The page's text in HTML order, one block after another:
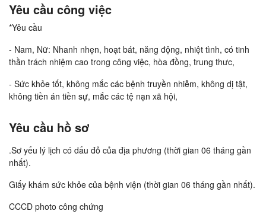
Yêu cầu công việc
*Yêu cầu
- Nam, Nữ: Nhanh nhẹn, hoạt bát, năng động, nhiệt tình, có tinh
thần trách nhiệm cao trong công việc, hòa đồng, trung thưc,
- Sức khỏe tốt, không mắc các bệnh truyền nhiễm, không dị tật,
không tiền án tiền sự, mắc các tệ nạn xã hội,
Yêu cầu hồ sơ
.Sơ yếu lý lịch có dấu đỏ của địa phương (thời gian 06 tháng gần
nhất).
Giấy khám sức khỏe của bệnh viện (thời gian 06 tháng gần nhất).
CCCD photo công chứng